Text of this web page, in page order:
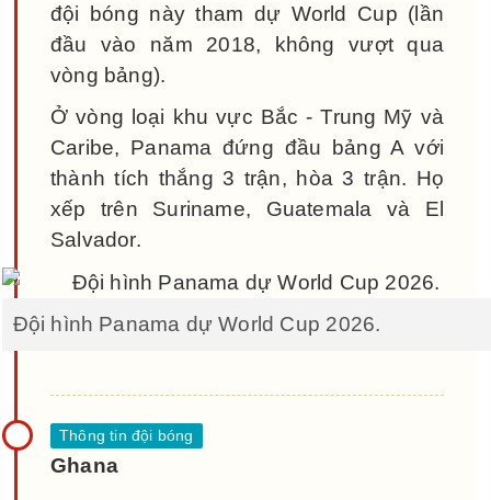
đội bóng này tham dự World Cup (lần
đầu vào năm 2018, không vượt qua
vòng bảng).
Ở vòng loại khu vực Bắc - Trung Mỹ và
Caribe, Panama đứng đầu bảng A với
thành tích thắng 3 trận, hòa 3 trận. Họ
xếp trên Suriname, Guatemala và El
Salvador.
Đội hình Panama dự World Cup 2026.
Ghana